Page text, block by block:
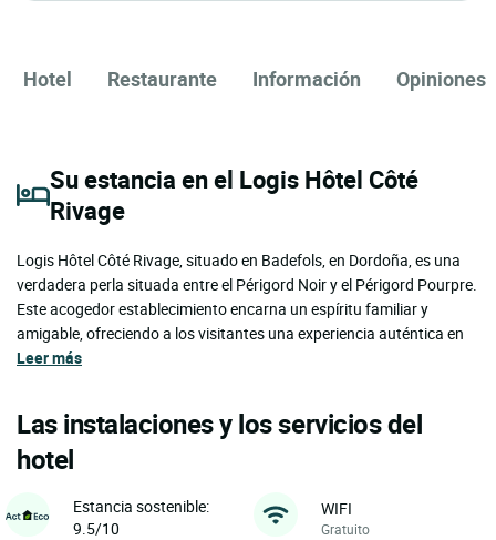
Hotel Restaurante Información Opiniones
Su estancia en el Logis Hôtel Côté
Rivage
Logis Hôtel Côté Rivage, situado en Badefols, en Dordoña, es una
verdadera perla situada entre el Périgord Noir y el Périgord Pourpre.
Este acogedor establecimiento encarna un espíritu familiar y
amigable, ofreciendo a los visitantes una experiencia auténtica en
Leer más
Las instalaciones y los servicios del
hotel
Estancia sostenible:
9.5/10
WIFI
Gratuito